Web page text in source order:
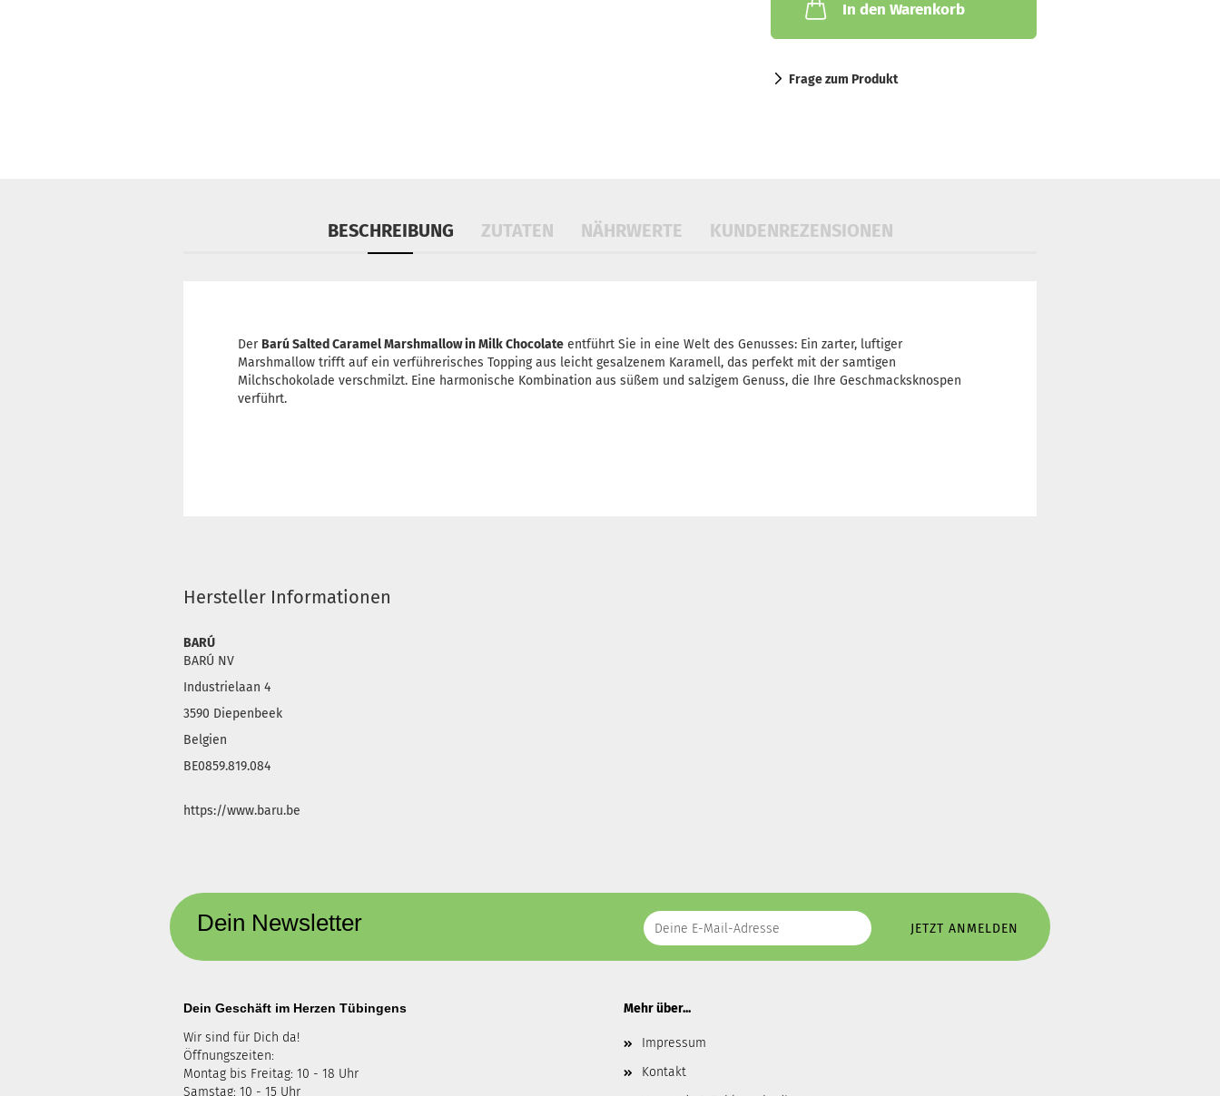
In den Warenkorb
Frage zum Produkt
BESCHREIBUNG ZUTATEN NÄHRWERTE KUNDENREZENSIONEN
Der Barú Salted Caramel Marshmallow in Milk Chocolate entführt Sie in eine Welt des Genusses: Ein zarter, luftiger
Marshmallow trifft auf ein verführerisches Topping aus leicht gesalzenem Karamell, das perfekt mit der samtigen
Milchschokolade verschmilzt. Eine harmonische Kombination aus süßem und salzigem Genuss, die Ihre Geschmacksknospen
verführt.
Hersteller Informationen
BARÚ
BARÚ NV
Industrielaan 4
3590 Diepenbeek
Belgien
BE0859.819.084
https://www.baru.be
Dein Newsletter
Dein Geschäft im Herzen Tübingens
Wir sind für Dich da!
Öffnungszeiten:
Montag bis Freitag: 10 - 18 Uhr
Samstag: 10 - 15 Uhr
Mehr über...
Impressum
Kontakt